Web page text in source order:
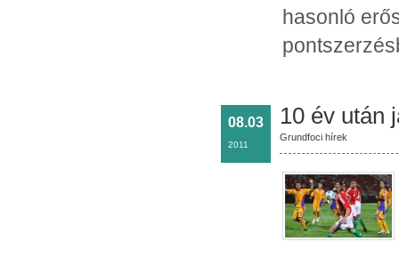
hasonló
08.03
2011
10 év után
Grundfoci hírek